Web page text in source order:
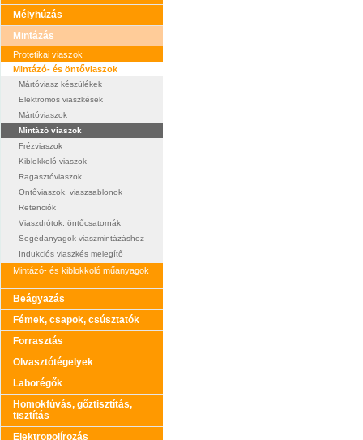
Mélyhúzás
Mintázás
Protetikai viaszok
Mintázó- és öntőviaszok
Mártóviasz készülékek
Elektromos viaszkések
Mártóviaszok
Mintázó viaszok
Frézviaszok
Kiblokkoló viaszok
Ragasztóviaszok
Öntőviaszok, viaszsablonok
Retenciók
Viaszdrótok, öntőcsatornák
Segédanyagok viaszmintázáshoz
Indukciós viaszkés melegítő
Mintázó- és kiblokkoló műanyagok
Beágyazás
Fémek, csapok, csúsztatók
Forrasztás
Olvasztótégelyek
Laborégők
Homokfúvás, gőztisztítás,
tisztítás
Elektropolírozás